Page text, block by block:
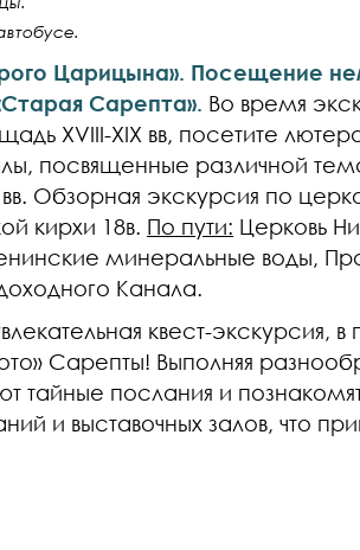
Царицына». Посещение
Сарепта». Во время
ХVIII-ХIX вв, посетите
посвященные различной
Обзорная экскурсия по
кирхи 18в. По пути: Церковь
минеральные воды,
Канала.
квест-экскурсия,
Сарепты! Выполняя
тайные послания и
и выставочных залов, что